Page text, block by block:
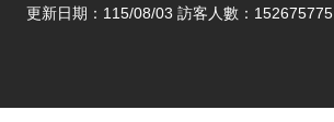
更新日期：115/08/03 訪客人數：152675775